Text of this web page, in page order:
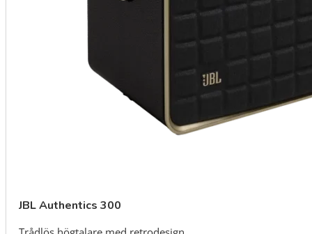
JBL Authentics 300